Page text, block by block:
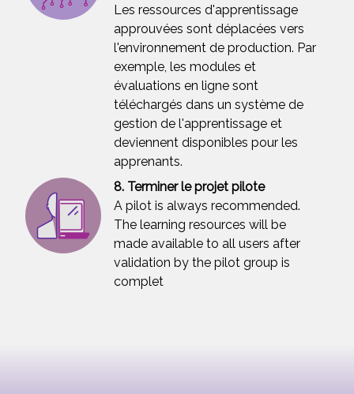
Les ressources d'apprentissage
approuvées sont déplacées vers
l'environnement de production. Par
exemple, les modules et
évaluations en ligne sont
téléchargés dans un système de
gestion de l'apprentissage et
deviennent disponibles pour les
apprenants.
8. Terminer le projet pilote
A pilot is always recommended.
The learning resources will be
made available to all users after
validation by the pilot group is
complet